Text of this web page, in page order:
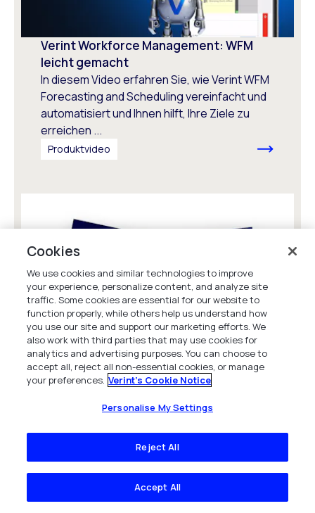
Verint Workforce Management: WFM
leicht gemacht
In diesem Video erfahren Sie, wie Verint WFM
Forecasting and Scheduling vereinfacht und
automatisiert und Ihnen hilft, Ihre Ziele zu
erreichen ...
Produktvideo
flexible Einsatzplanung in Contact
Centern
In dieser Studie erfahren Sie, wie
unterschiedlich Contact Center-Leiter und
Agenten flexible Schichtplanung definieren ...
Whitepaper
Cookies
We use cookies and similar technologies to improve
your experience, personalize content, and analyze site
traffic. Some cookies are essential for our website to
function properly, while others help us understand how
you use our site and support our marketing efforts. We
also work with third parties that may use cookies for
analytics and advertising purposes. You can choose to
accept all, reject all non-essential cookies, or manage
your preferences. Verint's Cookie Notice
Personalise My Settings
Reject All
Accept All